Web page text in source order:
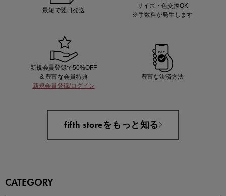
買えば買うほどお得! 最大半額クーポン
最短で翌日発送
サイズ・色交換OK
※手数料が発生します
新規会員登録で50%OFF
& 豊富な会員特典
新規会員登録/ログイン
豊富な決済方法
fifth storeをもっと知る
CATEGORY